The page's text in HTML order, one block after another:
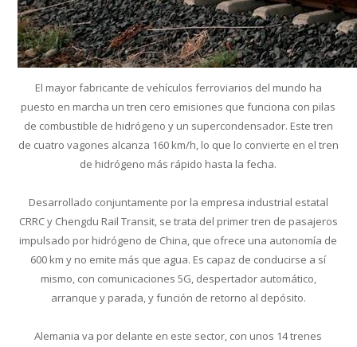
El mayor fabricante de vehículos ferroviarios del mundo ha
puesto en marcha un tren cero emisiones que funciona con pilas
de combustible de hidrógeno y un supercondensador. Este tren
de cuatro vagones alcanza 160 km/h, lo que lo convierte en el tren
de hidrógeno más rápido hasta la fecha.
Desarrollado conjuntamente por la empresa industrial estatal
CRRC y Chengdu Rail Transit, se trata del primer tren de pasajeros
impulsado por hidrógeno de China, que ofrece una autonomía de
600 km y no emite más que agua. Es capaz de conducirse a sí
mismo, con comunicaciones 5G, despertador automático,
arranque y parada, y función de retorno al depósito.
Alemania va por delante en este sector, con unos 14 trenes